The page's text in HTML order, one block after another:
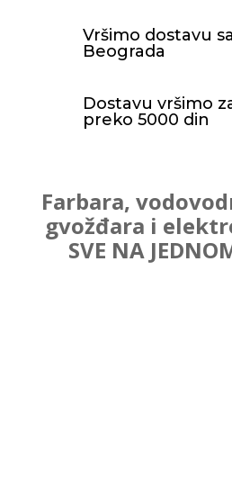
Vršimo dostavu
Beograda
Dostavu vršimo
preko 5000 din
Farbara,
gvožđara i
SVE NA